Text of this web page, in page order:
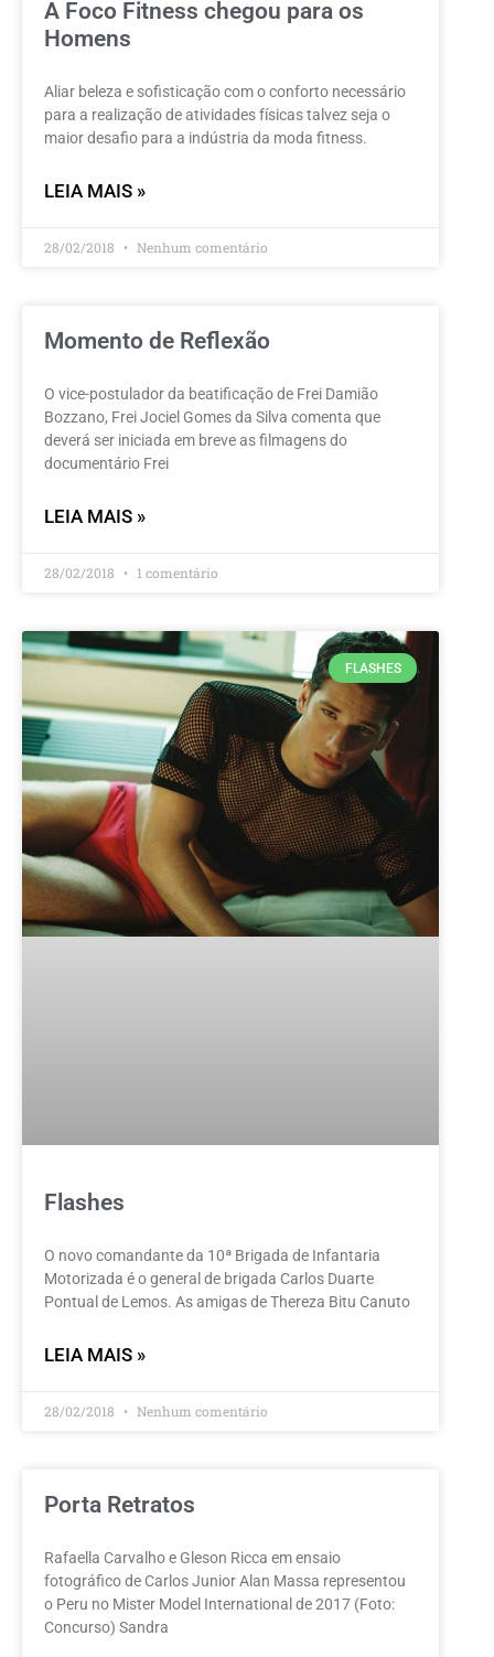
A Foco Fitness chegou para os
Homens
Aliar beleza e sofisticação com o conforto necessário
para a realização de atividades físicas talvez seja o
maior desafio para a indústria da moda fitness.
LEIA MAIS »
28/02/2018 Nenhum comentário
Momento de Reflexão
O vice-postulador da beatificação de Frei Damião
Bozzano, Frei Jociel Gomes da Silva comenta que
deverá ser iniciada em breve as filmagens do
documentário Frei
LEIA MAIS »
28/02/2018 1 comentário
FLASHES
Flashes
O novo comandante da 10ª Brigada de Infantaria
Motorizada é o general de brigada Carlos Duarte
Pontual de Lemos. As amigas de Thereza Bitu Canuto
LEIA MAIS »
28/02/2018 Nenhum comentário
Porta Retratos
Rafaella Carvalho e Gleson Ricca em ensaio
fotográfico de Carlos Junior Alan Massa representou
o Peru no Mister Model International de 2017 (Foto:
Concurso) Sandra